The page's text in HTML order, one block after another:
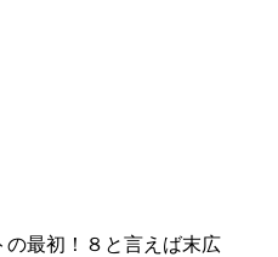
最初！８と言えば末広